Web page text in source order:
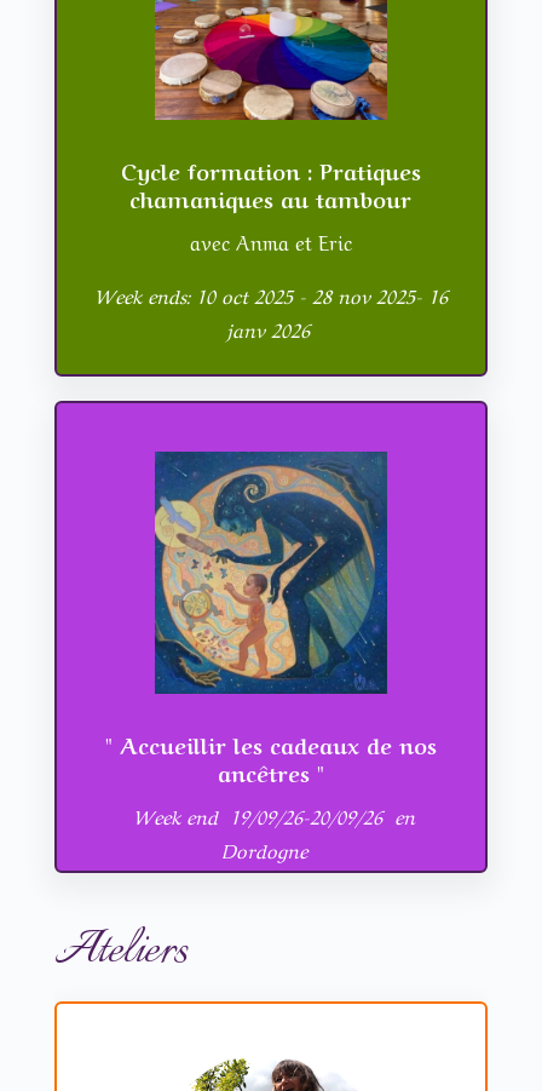
Cycle formation : Pratiques
chamaniques au tambour
avec Anma et Eric
Week ends: 10 oct 2025 - 28 nov 2025- 16
janv 2026
" Accueillir les cadeaux de nos
ancêtres "
Week end 19/09/26-20/09/26 en
Dordogne
Ateliers